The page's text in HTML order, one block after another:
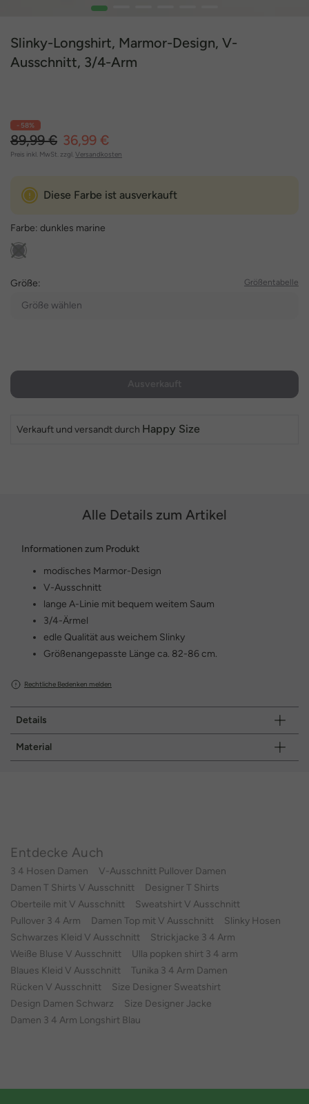
1
Slinky-Longshirt, Marmor-Design, V-
Ausschnitt, 3/4-Arm
- 58%
89,99 € 36,99 €
Preis inkl. MwSt. zzgl. Versandkosten
Diese Farbe ist ausverkauft
Farbe: dunkles marine
Größe: Größentabelle
Größe wählen
Verkauft und versandt durch Happy Size
Alle Details zum Artikel
Informationen zum Produkt
modisches Marmor-Design
V-Ausschnitt
lange A-Linie mit bequem weitem Saum
3/4-Ärmel
edle Qualität aus weichem Slinky
Größenangepasste Länge ca. 82-86 cm.
Rechtliche Bedenken melden
Details
Material
Entdecke Auch
3 4 Hosen Damen
V-Ausschnitt Pullover Damen
Damen T Shirts V Ausschnitt
Designer T Shirts
Oberteile mit V Ausschnitt
Sweatshirt V Ausschnitt
Pullover 3 4 Arm
Damen Top mit V Ausschnitt
Slinky Hosen
Schwarzes Kleid V Ausschnitt
Strickjacke 3 4 Arm
Weiße Bluse V Ausschnitt
Ulla popken shirt 3 4 arm
Blaues Kleid V Ausschnitt
Tunika 3 4 Arm Damen
Rücken V Ausschnitt
Size Designer Sweatshirt
Design Damen Schwarz
Size Designer Jacke
Damen 3 4 Arm Longshirt Blau